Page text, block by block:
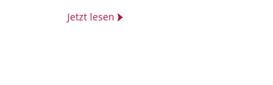
Jetzt lesen